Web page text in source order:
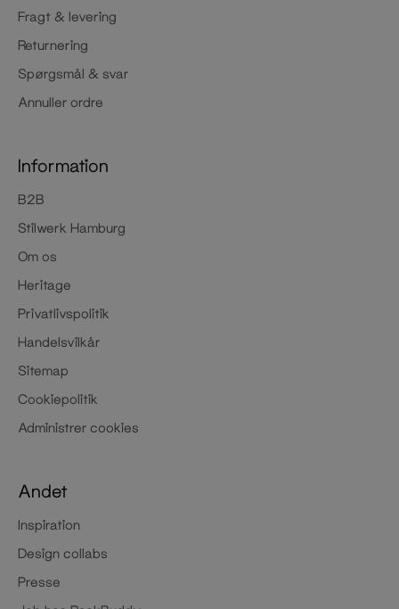
Fragt & levering
Returnering
Spørgsmål & svar
Annuller ordre
Information
B2B
Stilwerk Hamburg
Om os
Heritage
Privatlivspolitik
Handelsvilkår
Sitemap
Cookiepolitik
Administrer cookies
Andet
Inspiration
Design collabs
Presse